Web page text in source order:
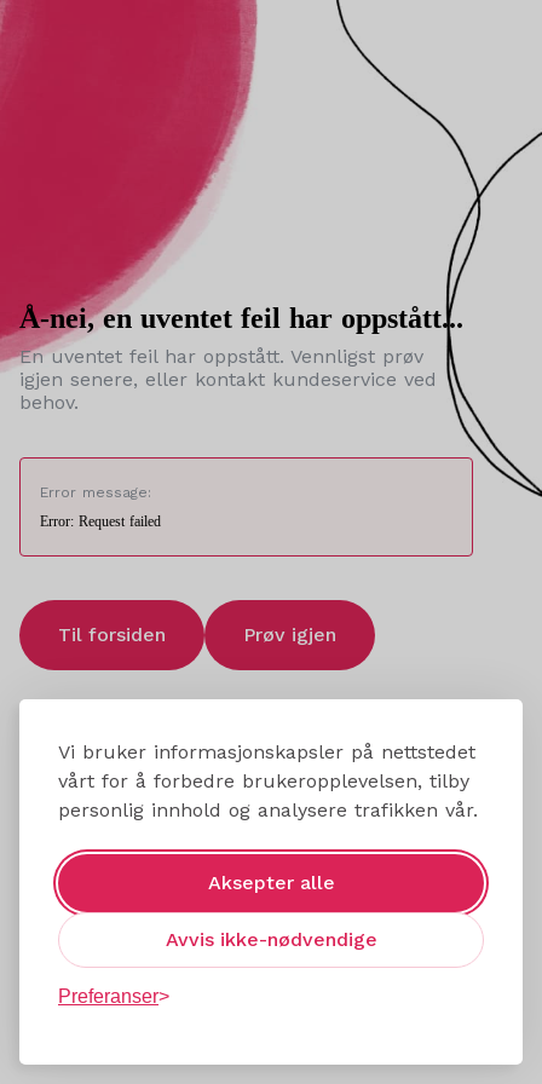
Vi bruker informasjonskapsler på nettstedet
vårt for å forbedre brukeropplevelsen, tilby
personlig innhold og analysere trafikken vår.
Aksepter alle
Avvis ikke-nødvendige
Preferanser
Å-nei, en uventet feil har oppstått...
En uventet feil har oppstått. Vennligst prøv
igjen senere, eller kontakt kundeservice ved
behov.
Error message:
Error: Request failed
Til forsiden Prøv igjen